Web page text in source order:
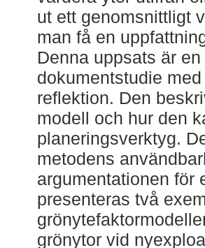
ut ett genomsnittligt
man få en
Denna uppsats är
dokumentstudie
reflektion. Den
modell och hur den
planeringsverktyg.
metodens
argumentationen för
presenteras två
grönytor vid